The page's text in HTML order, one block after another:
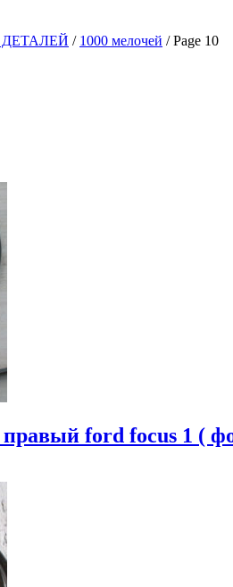
/ 1000 мелочей / Page 10
ford focus 1 (